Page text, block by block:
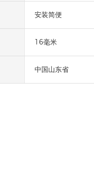
安装简便
16毫米
中国山东省